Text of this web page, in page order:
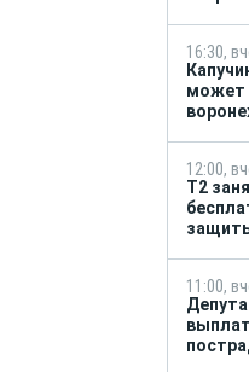
16:30,
может
12:00,
Т2
11:00,